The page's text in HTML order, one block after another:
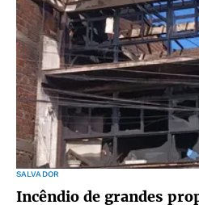
SALVADOR
Incêndio de grandes